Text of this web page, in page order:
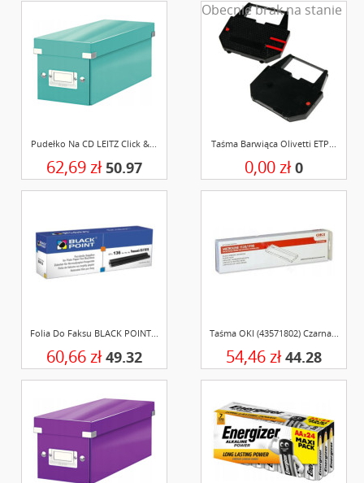
Pudełko Na CD LEITZ Click &...
62,69 zł 50.97
Taśma Barwiąca Olivetti ETP...
0,00 zł 0
Obecnie brak na stanie
Folia Do Faksu BLACK POINT...
60,66 zł 49.32
Taśma OKI (43571802) Czarna...
54,46 zł 44.28